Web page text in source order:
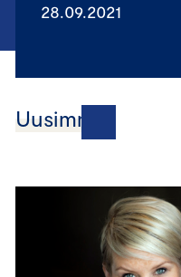
28.09.2021
Uusimmat